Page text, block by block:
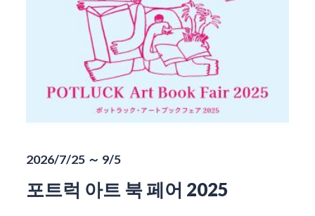
2026/7/25 ～ 9/5
포트럭 아트 북 페어 2025